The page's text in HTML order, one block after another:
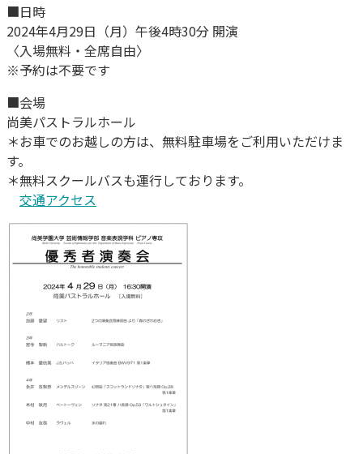
■日時
2024年4月29日（月）午後4時30分 開演
〈入場無料・全席自由〉
※予約は不要です
■会場
尚美パストラルホール
＊お車でのお越しの方は、無料駐車場をご利用いただけま
す。
＊無料スクールバスも運行しております。
交通アクセス